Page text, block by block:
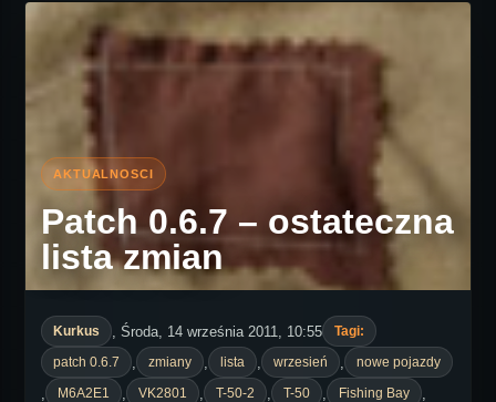
Patch 0.6.7 – ostateczna
lista zmian
Kurkus , Środa, 14 września 2011, 10:55
Tagi:
patch 0.6.7
zmiany lista wrzesień nowe pojazdy
M6A2E1 VK2801 T-50-2 T-50 Fishing Bay